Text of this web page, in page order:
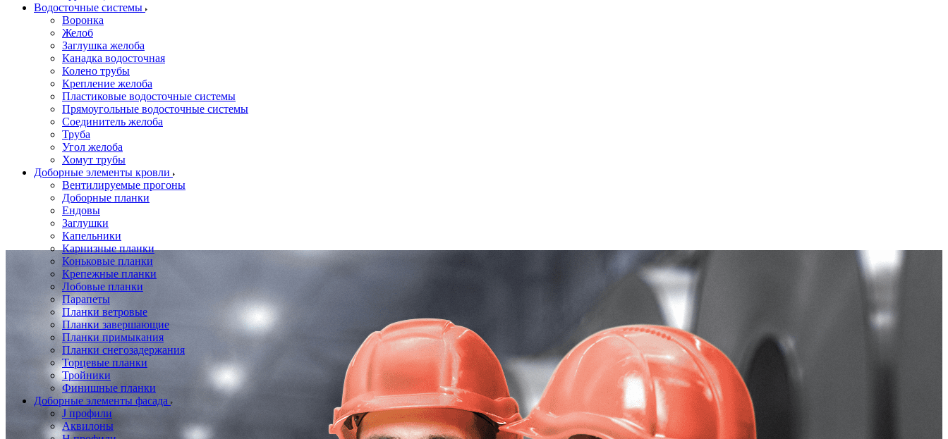
Водосточные системы
Воронка
Желоб
Заглушка желоба
Канадка водосточная
Колено трубы
Крепление желоба
Пластиковые водосточные системы
Прямоугольные водосточные системы
Соединитель желоба
Труба
Угол желоба
Хомут трубы
Доборные элементы кровли
Вентилируемые прогоны
Доборные планки
Ендовы
Заглушки
Капельники
Карнизные планки
Коньковые планки
Крепежные планки
Лобовые планки
Парапеты
Планки ветровые
Планки завершающие
Планки примыкания
Планки снегозадержания
Торцевые планки
Тройники
Финишные планки
Доборные элементы фасада
J профили
Аквилоны